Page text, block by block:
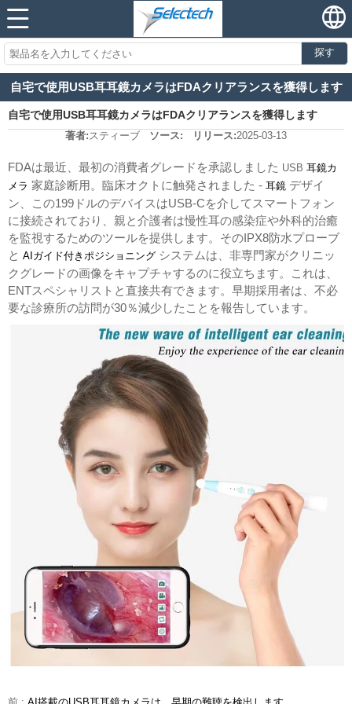
探す
自宅で使用USB耳耳鏡カメラはFDAクリアランスを獲得します
自宅で使用USB耳耳鏡カメラはFDAクリアランスを獲得します
著者:スティーブ ソース: リリース:2025-03-13
FDAは最近、最初の消費者グレードを承認しました USB 耳鏡カ
メラ 家庭診断用。臨床オクトに触発されました - 耳鏡 デザイ
ン、この199ドルのデバイスはUSB-Cを介してスマートフォン
に接続されており、親と介護者は慢性耳の感染症や外科的治癒
を監視するためのツールを提供します。そのIPX8防水プローブ
と AIガイド付きポジショニング システムは、非専門家がクリニッ
クグレードの画像をキャプチャするのに役立ちます。これは、
ENTスペシャリストと直接共有できます。早期採用者は、不必
要な診療所の訪問が30％減少したことを報告しています。